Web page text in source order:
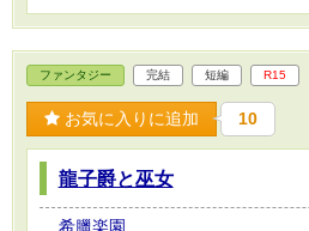
ファンタジー 完結 短編 R15
お気に入りに追加 10
龍子爵と巫女
希臘楽園